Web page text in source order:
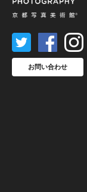
お問い合わせ